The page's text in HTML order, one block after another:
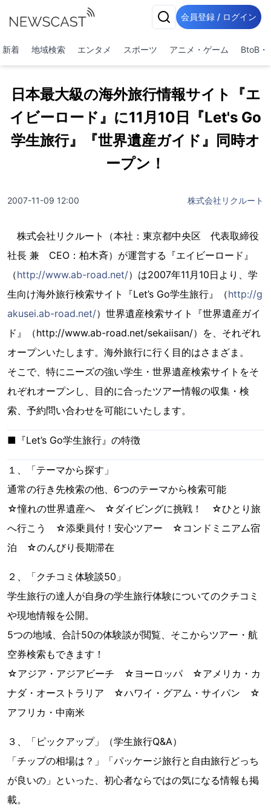
会員登録 / ログイン
新着 地域検索 エンタメ スポーツ アニメ・ゲーム BtoB・
日本最大級の海外旅行情報サイト『エ
イビーロード』に11月10日『Let's Go
学生旅行』『世界遺産ガイド』同時オ
ープン！
2007-11-09 12:00 株式会社リクルート
株式会社リクルート（本社：東京都中央区 代表取締役
社長 兼 CEO：柏木斉）が運営する『エイビーロード』
（http://www.ab-road.net/）は2007年11月10日より、学
生向け海外旅行検索サイト『Let’s Go学生旅行』（http://g
akusei.ab-road.net/）世界遺産検索サイト『世界遺産ガイ
ド』（http://www.ab-road.net/sekaiisan/）を、それぞれ
オープンいたします。海外旅行に行く目的はさまざま。
そこで、特にニーズの強い学生・世界遺産検索サイトをそ
れぞれオープンし、目的に合ったツアー情報の収集・検
索、予約問い合わせを可能にいたします。
■『Let’s Go学生旅行』の特徴
１、「テーマから探す」
通常の行き先検索の他、6つのテーマから検索可能
☆憧れの世界遺産へ ☆ダイビングに挑戦！ ☆ひとり旅
へ行こう ☆添乗員付！安心ツアー ☆コンドミニアム宿
泊 ☆のんびり長期滞在
２、「クチコミ体験談50」
学生旅行の達人が自身の学生旅行体験についてのクチコミ
や現地情報を公開。
5つの地域、合計50の体験談が閲覧、そこからツアー・航
空券検索もできます！
☆アジア・アジアビーチ ☆ヨーロッパ ☆アメリカ・カ
ナダ・オーストラリア ☆ハワイ・グアム・サイパン ☆
アフリカ・中南米
３、「ピックアップ」（学生旅行Q&A）
「チップの相場は？」「パッケージ旅行と自由旅行どっち
が良いの」といった、初心者ならではの気になる情報も掲
載。